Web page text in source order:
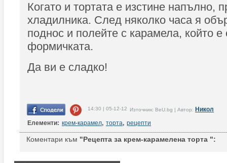
Когато и тортата е изстине напълно,
хладилника. След няколко часа я
поднос и полейте с карамела, който е
формичката.
Да ви е сладко!
14:30 | 05-12-12 Източник: BeU.bg | Автор: Никол
Елементи: крем-карамел, торта, рецепти
Коментари към "Рецепта за крем-карамелена торта ":